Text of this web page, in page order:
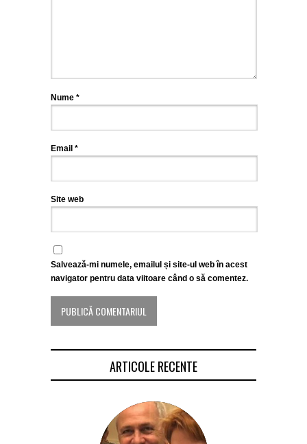
Nume *
Email *
Site web
Salvează-mi numele, emailul și site-ul web în acest
navigator pentru data viitoare când o să comentez.
ARTICOLE RECENTE